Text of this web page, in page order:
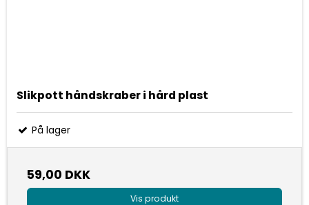
Slikpott håndskraber i hård plast
På lager
59,00 DKK
Vis produkt